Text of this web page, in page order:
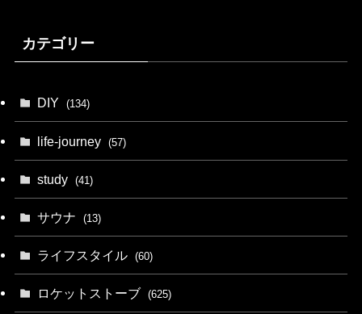
カテゴリー
DIY (134)
life-journey (57)
study (41)
サウナ (13)
ライフスタイル (60)
ロケットストーブ (625)